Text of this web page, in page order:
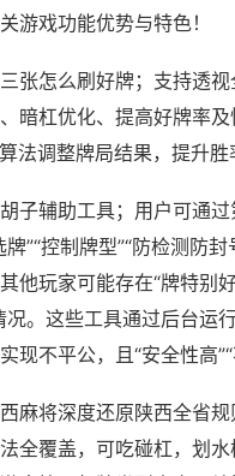
游戏功能优势与特色！
张怎么刷好牌；支持透
暗杠优化、提高好牌率及
法调整牌局结果，提升胜
子辅助工具；用户可通
牌”“控制牌型”“防检测防
他玩家可能存在“牌特别
况。这些工具通过后台运
现不平公，且“安全性高”“
麻将深度还原陕西全省规
全覆盖，可吃碰杠，划